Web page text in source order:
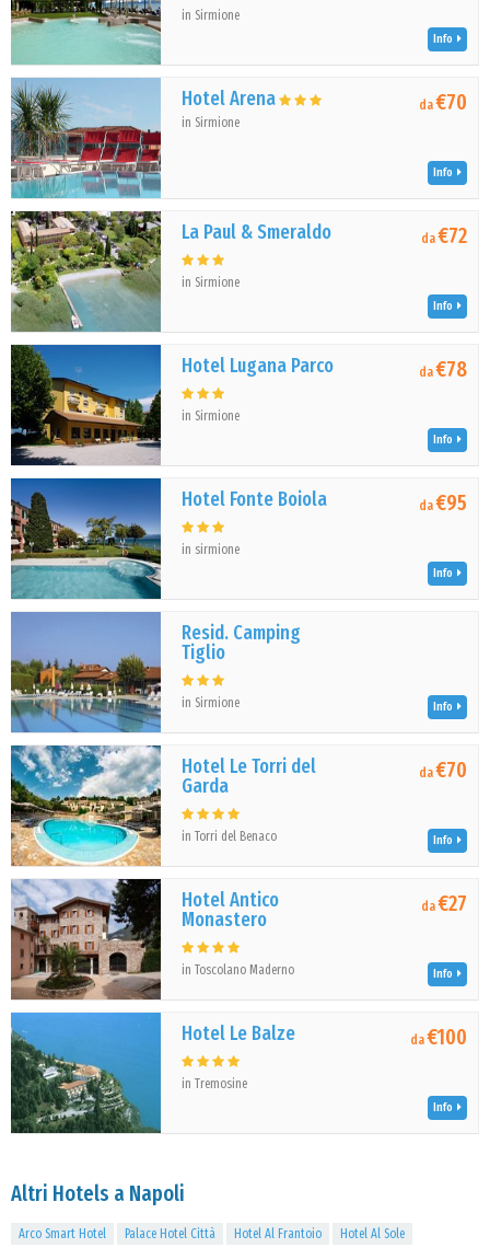
in Sirmione
Info
Hotel Arena
in Sirmione
da€70
Info
La Paul & Smeraldo
in Sirmione
da€72
Info
Hotel Lugana Parco
in Sirmione
da€78
Info
Hotel Fonte Boiola
in sirmione
da€95
Info
Resid. Camping
Tiglio
in Sirmione Info
Hotel Le Torri del
Garda
in Torri del Benaco
da€70
Info
Hotel Antico
Monastero
in Toscolano Maderno
da€27
Info
Hotel Le Balze
in Tremosine
da€100
Info
Altri Hotels a Napoli
Arco Smart Hotel Palace Hotel Città Hotel Al Frantoio Hotel Al Sole